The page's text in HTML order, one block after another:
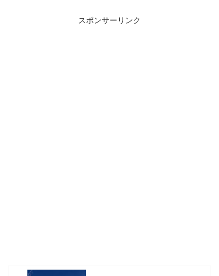
スポンサーリンク